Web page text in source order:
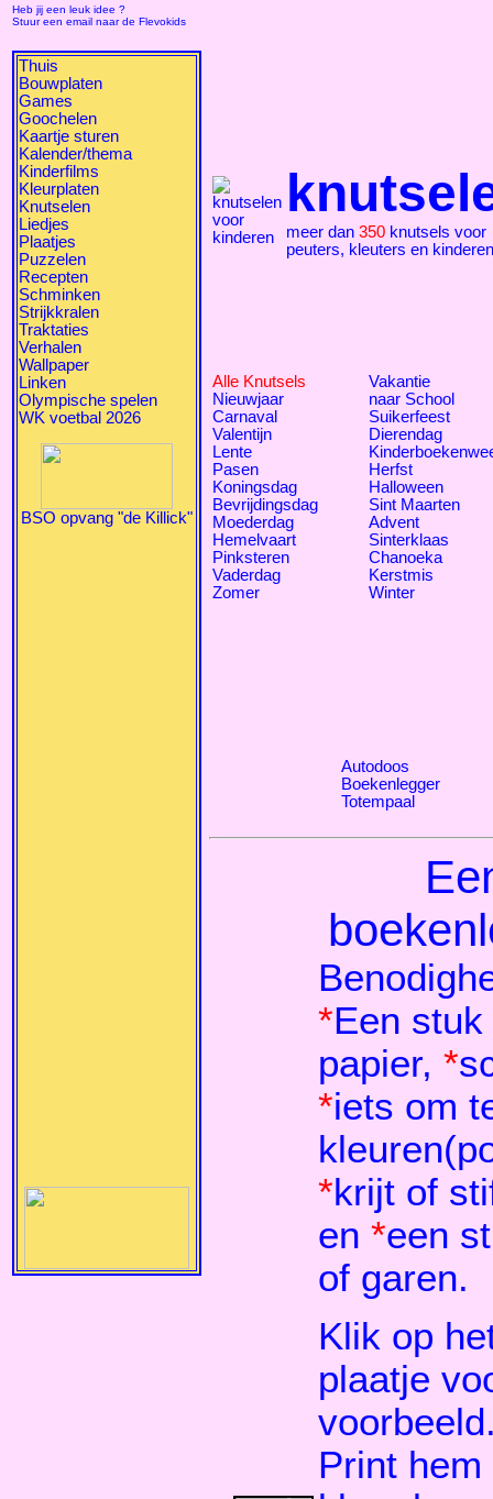
Heb jij een leuk idee ?
Stuur een email naar de Flevokids
Thuis
Bouwplaten
Games
Goochelen
Kaartje sturen
Kalender/thema
Kinderfilms
Kleurplaten
Knutselen
Liedjes
Plaatjes
Puzzelen
Recepten
Schminken
Strijkkralen
Traktaties
Verhalen
Wallpaper
Linken
Olympische spelen
WK voetbal 2026
BSO opvang "de Killick"
meer dan 350 knutsels voor
peuters, kleuters en kinderen
Alle Knutsels
Nieuwjaar
Carnaval
Valentijn
Lente
Pasen
Koningsdag
Bevrijdingsdag
Moederdag
Hemelvaart
Pinksteren
Vaderdag
Zomer
Vakantie
naar School
Suikerfeest
Dierendag
Herfst
Halloween
Sint Maarten
Advent
Sinterklaas
Chanoeka
Kerstmis
Winter
Autodoos
Boekenlegger
Totempaal
*Een
papier, *
*iets om
*krijt of
en *een
of garen.
Klik op
plaatje
Print hem